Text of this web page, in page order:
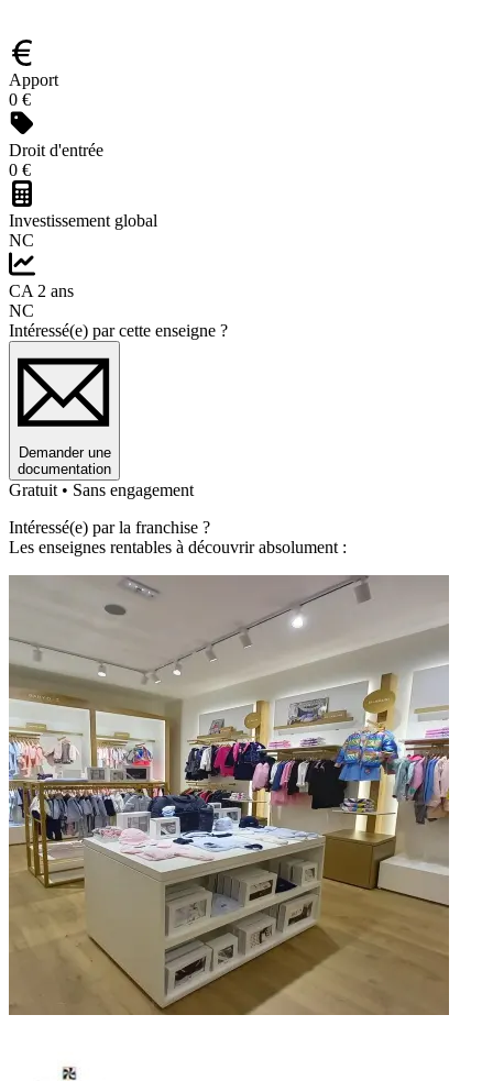
Apport
0 €
Droit d'entrée
0 €
Investissement global
NC
CA 2 ans
NC
Intéressé(e) par cette enseigne ?
Demander une
documentation
Gratuit • Sans engagement
Intéressé(e) par la franchise ?
Les enseignes rentables à découvrir absolument :